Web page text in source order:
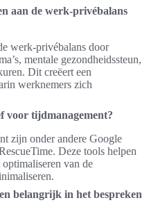
aan de werk-privébalans
werk-privébalans door
mentale gezondheidssteun,
Dit creëert een
werknemers zich
voor tijdmanagement?
zijn onder andere Google
Deze tools helpen
van de
belangrijk in het bespreken